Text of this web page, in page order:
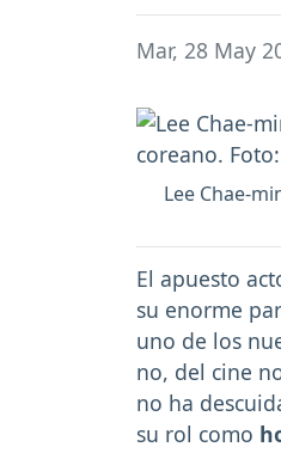
Mar, 28 May
Lee Chae-
El apuesto
su enorme
uno de los
no, del cine
no ha
su rol como